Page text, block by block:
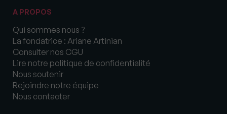
A PROPOS
Qui sommes nous ?
La fondatrice : Ariane Artinian
Consulter nos CGU
Lire notre politique de confidentialité
Nous soutenir
Rejoindre notre équipe
Nous contacter